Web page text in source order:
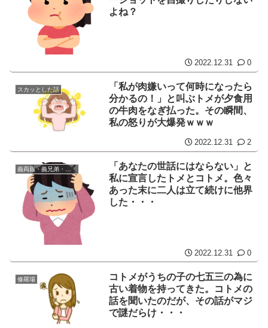
よね？
2022.12.31 0
スカッとした話
「私が肉嫌いって何時になったら
分かるの！」と叫ぶトメが夕食用
の牛肉をなぎ払った。その瞬間、
私の怒りが大爆発ｗｗｗ
2022.12.31 2
義両親・義兄弟・義姉妹
「あなたの世話にはならない」と
私に宣言したトメとコトメ。色々
あった末に二人は立て続けに他界
した・・・
2022.12.31 0
修羅場
コトメがうちの子の七五三の為に
古い着物を持ってきた。コトメの
話を聞いたのだが、その話がマジ
で謎だらけ・・・